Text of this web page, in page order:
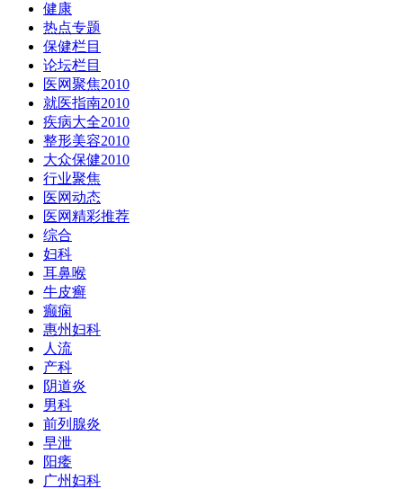
健康
热点专题
保健栏目
论坛栏目
医网聚焦2010
就医指南2010
疾病大全2010
整形美容2010
大众保健2010
行业聚焦
医网动态
医网精彩推荐
综合
妇科
耳鼻喉
牛皮癣
癫痫
惠州妇科
人流
产科
阴道炎
男科
前列腺炎
早泄
阳痿
广州妇科